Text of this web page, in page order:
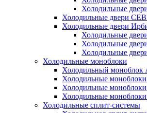
Холодильные
Холодильные двери
Холодильные двери
Холодильные
Холодильные
Холодильные
Холодильные моноблоки
Холодильный
Холодильные
Холодильные
Холодильные
Холодильные сплит-системы